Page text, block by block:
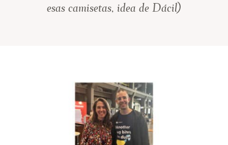
esas camisetas, idea de Dácil)